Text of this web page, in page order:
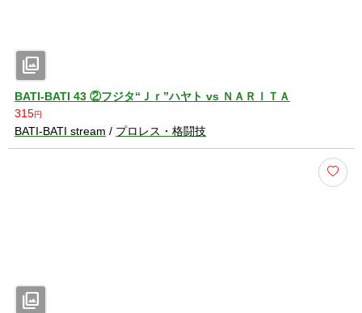
photo_library
BATI-BATI 43 ②フジタ“Ｊｒ”ハヤト vs ＮＡＲＩＴＡ
315円
BATI-BATI stream / プロレス・格闘技
photo_library